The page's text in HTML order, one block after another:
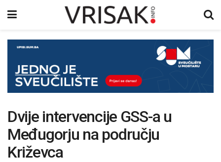
Dvije intervencije GSS-a u
Međugorju na području
Križevca